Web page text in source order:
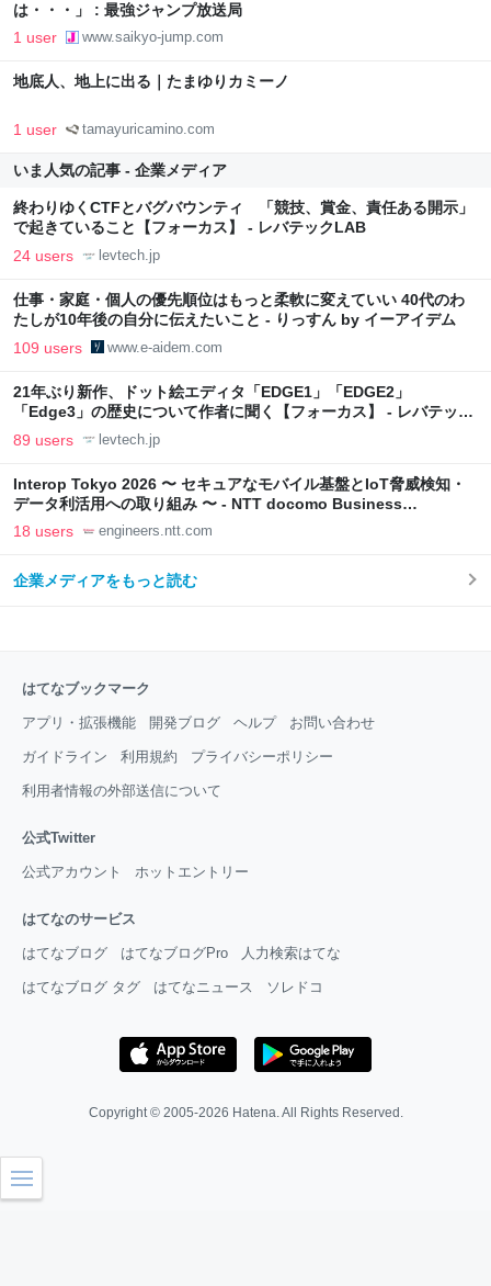
は・・・」 : 最強ジャンプ放送局
1 user www.saikyo-jump.com
地底人、地上に出る｜たまゆりカミーノ
1 user tamayuricamino.com
いま人気の記事 - 企業メディア
終わりゆくCTFとバグバウンティ 「競技、賞金、責任ある開示」
で起きていること【フォーカス】 - レバテックLAB
24 users levtech.jp
仕事・家庭・個人の優先順位はもっと柔軟に変えていい 40代のわ
たしが10年後の自分に伝えたいこと - りっすん by イーアイデム
109 users www.e-aidem.com
21年ぶり新作、ドット絵エディタ「EDGE1」「EDGE2」
「Edge3」の歴史について作者に聞く【フォーカス】 - レバテック
LAB
89 users levtech.jp
Interop Tokyo 2026 〜 セキュアなモバイル基盤とIoT脅威検知・
データ利活用への取り組み 〜 - NTT docomo Business
Engineers' Blog
18 users engineers.ntt.com
企業メディアをもっと読む
はてなブックマーク
アプリ・拡張機能 開発ブログ ヘルプ お問い合わせ
ガイドライン 利用規約 プライバシーポリシー
利用者情報の外部送信について
公式Twitter
公式アカウント ホットエントリー
はてなのサービス
はてなブログ はてなブログPro 人力検索はてな
はてなブログ タグ はてなニュース ソレドコ
Copyright © 2005-2026 Hatena. All Rights Reserved.